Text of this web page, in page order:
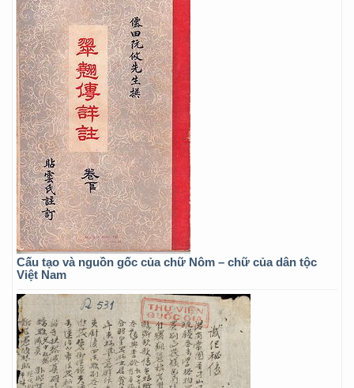
Cấu tạo và nguồn gốc của chữ Nôm – chữ của dân tộc
Việt Nam